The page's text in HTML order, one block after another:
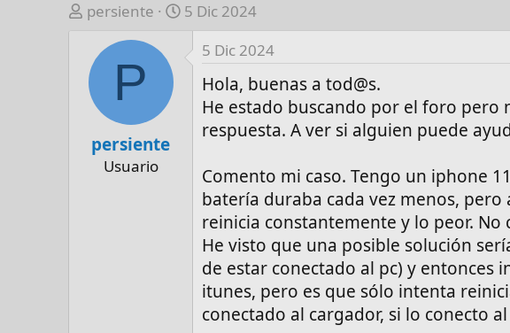
A
o
r
persiente
F
c
h
5 Dic 2024
P
persiente
Usuario
5 Dic 2024
Hola, buenas a tod@s.
He estado buscando por el foro pero
respuesta. A ver si alguien puede
Comento mi caso. Tengo un iphone
batería duraba cada vez menos,
reinicia constantemente y lo peor. No
He visto que una posible solución
de estar conectado al pc) y
itunes, pero es que sólo intenta
conectado al cargador, si lo conecto